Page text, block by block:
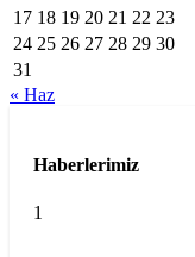
17 18 19 20 21 22 23
24 25 26 27 28 29 30
31
« Haz
Haberlerimiz
1